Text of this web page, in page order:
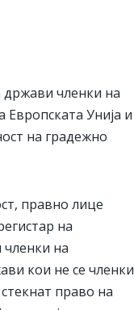
држави членки на
Унија и
на градежно
правно лице
на
на
кои не се членки
право на